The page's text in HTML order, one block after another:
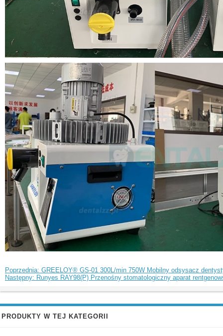
Poprzednia: GREELOY® GS-01 300L/min 750W Mobilny odsysacz
Następny: Runyes RAY98(P) Przenośny stomatologiczny aparat
PRODUKTY W TEJ KATEGORII